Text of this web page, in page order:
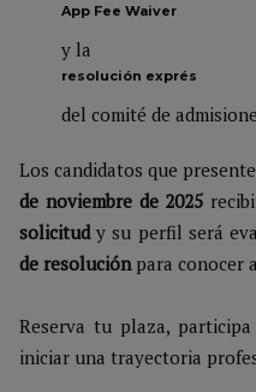
App Fee Waiver
y la
resolución exprés
del comité de
Los candidatos que
de noviembre de 2025
solicitudy su perfil será
de resoluciónpara conocer
Reserva tu plaza,
iniciar una trayectoria